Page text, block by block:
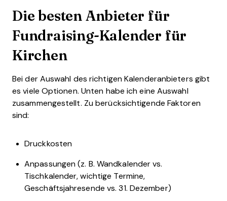
Die besten Anbieter für
Fundraising-Kalender für
Kirchen
Bei der Auswahl des richtigen Kalenderanbieters gibt
es viele Optionen. Unten habe ich eine Auswahl
zusammengestellt. Zu berücksichtigende Faktoren
sind:
Druckkosten
Anpassungen (z. B. Wandkalender vs.
Tischkalender, wichtige Termine,
Geschäftsjahresende vs. 31. Dezember)